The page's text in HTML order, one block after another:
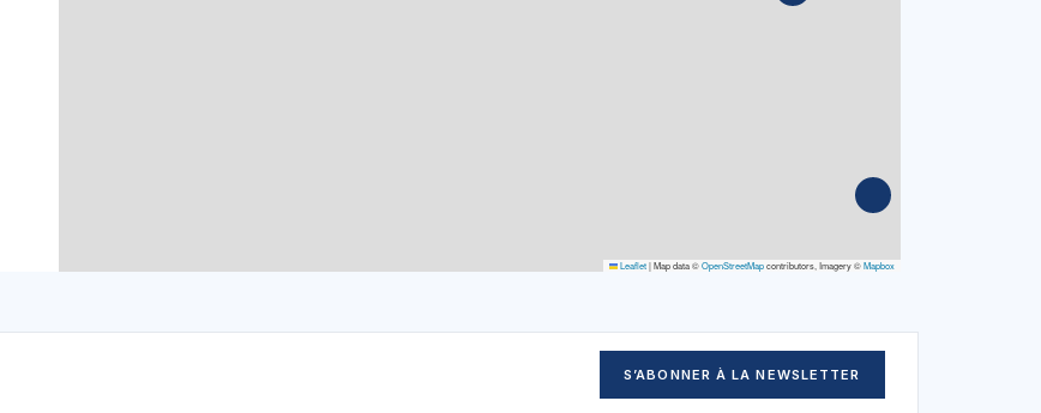
Leaflet|Map data ©OpenStreetMapcontributors, Imagery ©Mapbox
S’ABONNER À LA NEWSLETTER